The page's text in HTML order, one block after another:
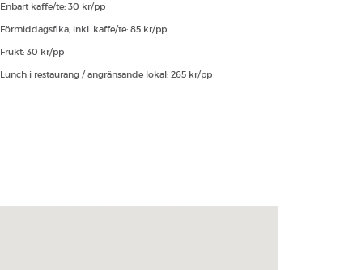
Enbart kaffe/te: 30 kr/pp
Förmiddagsfika, inkl. kaffe/te: 85 kr/pp
Frukt: 30 kr/pp
Lunch i restaurang / angränsande lokal: 265 kr/pp